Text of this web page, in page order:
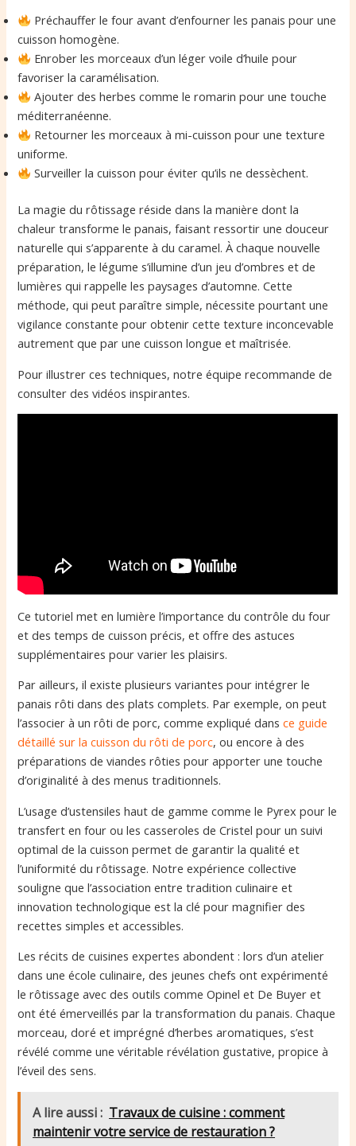
Préchauffer le four avant d’enfourner les panais pour une
cuisson homogène.
Enrober les morceaux d’un léger voile d’huile pour
favoriser la caramélisation.
Ajouter des herbes comme le romarin pour une touche
méditerranéenne.
Retourner les morceaux à mi-cuisson pour une texture
uniforme.
Surveiller la cuisson pour éviter qu’ils ne dessèchent.
La magie du rôtissage réside dans la manière dont la
chaleur transforme le panais, faisant ressortir une douceur
naturelle qui s’apparente à du caramel. À chaque nouvelle
préparation, le légume s’illumine d’un jeu d’ombres et de
lumières qui rappelle les paysages d’automne. Cette
méthode, qui peut paraître simple, nécessite pourtant une
vigilance constante pour obtenir cette texture inconcevable
autrement que par une cuisson longue et maîtrisée.
Pour illustrer ces techniques, notre équipe recommande de
consulter des vidéos inspirantes.
Ce tutoriel met en lumière l’importance du contrôle du four
et des temps de cuisson précis, et offre des astuces
supplémentaires pour varier les plaisirs.
Par ailleurs, il existe plusieurs variantes pour intégrer le
panais rôti dans des plats complets. Par exemple, on peut
l’associer à un rôti de porc, comme expliqué dansce guide
détaillé sur la cuisson du rôti de porc, ou encore à des
préparations de viandes rôties pour apporter une touche
d’originalité à des menus traditionnels.
L’usage d’ustensiles haut de gamme comme le Pyrex pour le
transfert en four ou les casseroles de Cristel pour un suivi
optimal de la cuisson permet de garantir la qualité et
l’uniformité du rôtissage. Notre expérience collective
souligne que l’association entre tradition culinaire et
innovation technologique est la clé pour magnifier des
recettes simples et accessibles.
Les récits de cuisines expertes abondent : lors d’un atelier
dans une école culinaire, des jeunes chefs ont expérimenté
le rôtissage avec des outils comme Opinel et De Buyer et
ont été émerveillés par la transformation du panais. Chaque
morceau, doré et imprégné d’herbes aromatiques, s’est
révélé comme une véritable révélation gustative, propice à
l’éveil des sens.
A lire aussi : Travaux de cuisine : comment
maintenir votre service de restauration ?